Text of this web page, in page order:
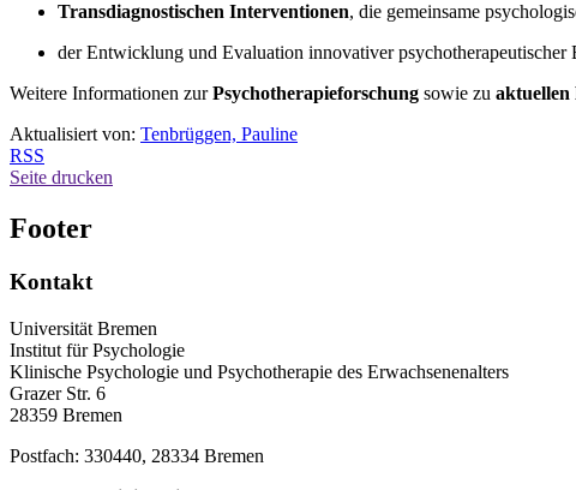
Transdiagnostischen Interventionen, die gemeinsame
der Entwicklung und Evaluation innovativer psychotherapeutischer
Weitere Informationen zurPsychotherapieforschung sowie zu aktuellen
Aktualisiert von: Tenbrüggen, Pauline
RSS
Seite drucken
Footer
Kontakt
Universität Bremen
Institut für Psychologie
Klinische Psychologie und Psychotherapie des Erwachsenenalters
Grazer Str. 6
28359 Bremen
Postfach: 330440, 28334 Bremen